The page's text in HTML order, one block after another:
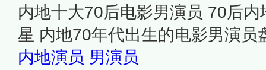
内地十大70后电影男演员 70后
星 内地70年代出生的电影男演员
内地演员 男演员